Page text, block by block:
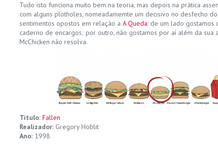
Tudo isto funciona muito bem na teoria, mas depois na prática
com alguns plotholes, nomeadamemte um decisivo no desfecho
sentimentos opostos em relação a A Queda: de um lado gostamos
caderno de encargos; por outro, não gostamos por aí além da sua
McChicken não resolva.
Título: Fallen
Realizador: Gregory Hoblit
Ano: 1998